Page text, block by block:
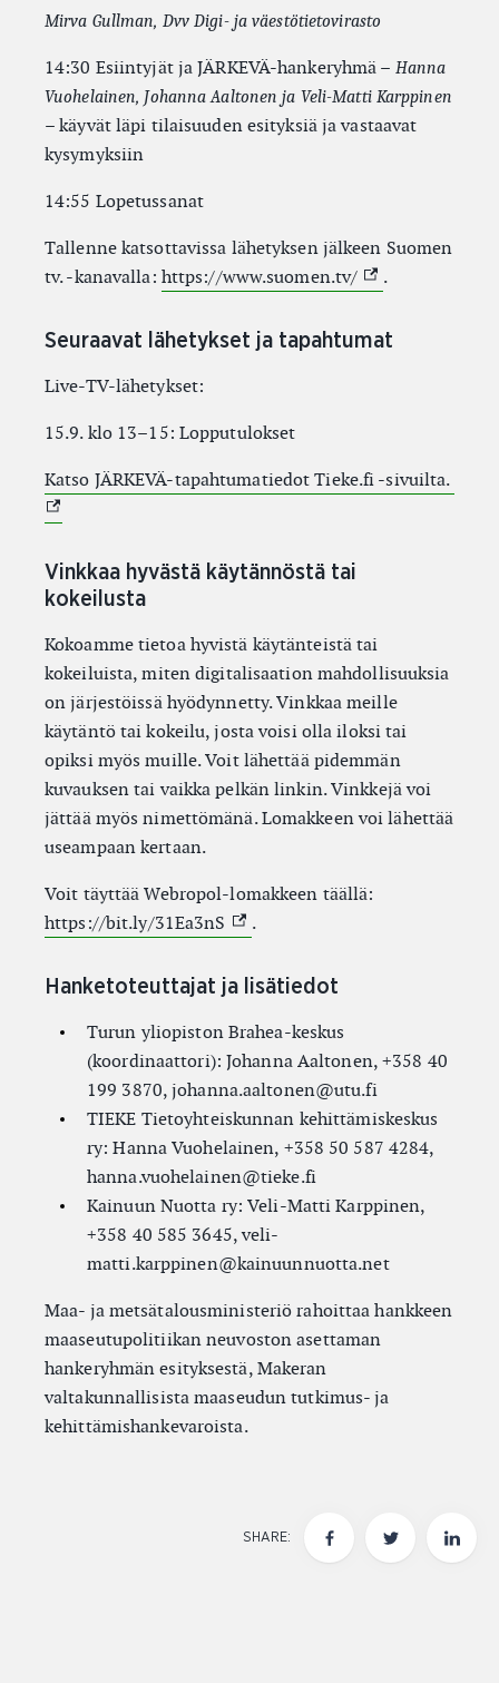
Mirva Gullman, Dvv Digi- ja väestötietovirasto
14:30 Esiintyjät ja JÄRKEVÄ-hankeryhmä – Hanna
Vuohelainen, Johanna Aaltonen ja Veli-Matti Karppinen
– käyvät läpi tilaisuuden esityksiä ja vastaavat
kysymyksiin
14:55 Lopetussanat
Tallenne katsottavissa lähetyksen jälkeen Suomen
tv. -kanavalla: https://www.suomen.tv/ (External link)
.
Seuraavat lähetykset ja tapahtumat
Live-TV-lähetykset:
15.9. klo 13–15: Lopputulokset
Katso JÄRKEVÄ-tapahtumatiedot Tieke.fi -sivuilta.
(External link)
Vinkkaa hyvästä käytännöstä tai
kokeilusta
Kokoamme tietoa hyvistä käytänteistä tai
kokeiluista, miten digitalisaation mahdollisuuksia
on järjestöissä hyödynnetty. Vinkkaa meille
käytäntö tai kokeilu, josta voisi olla iloksi tai
opiksi myös muille. Voit lähettää pidemmän
kuvauksen tai vaikka pelkän linkin. Vinkkejä voi
jättää myös nimettömänä. Lomakkeen voi lähettää
useampaan kertaan.
Voit täyttää Webropol-lomakkeen täällä:
https://bit.ly/31Ea3nS (External link)
.
Hanketoteuttajat ja lisätiedot
Turun yliopiston Brahea-keskus
(koordinaattori): Johanna Aaltonen, +358 40
199 3870, johanna.aaltonen@utu.fi
TIEKE Tietoyhteiskunnan kehittämiskeskus
ry: Hanna Vuohelainen, +358 50 587 4284,
hanna.vuohelainen@tieke.fi
Kainuun Nuotta ry: Veli-Matti Karppinen,
+358 40 585 3645, veli-
matti.karppinen@kainuunnuotta.net
Maa- ja metsätalousministeriö rahoittaa hankkeen
maaseutupolitiikan neuvoston asettaman
hankeryhmän esityksestä, Makeran
valtakunnallisista maaseudun tutkimus- ja
kehittämishankevaroista.
SHARE: